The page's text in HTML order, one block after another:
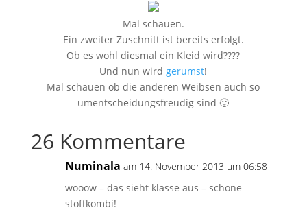
Mal schauen.
Ein zweiter Zuschnitt ist bereits erfolgt.
Ob es wohl diesmal ein Kleid wird????
Und nun wirdgerumst!
Mal schauen ob die anderen Weibsen auch so
umentscheidungsfreudig sind 🙂
26 Kommentare
Numinala am 14. November 2013 um 06:58
wooow – das sieht klasse aus – schöne
stoffkombi!